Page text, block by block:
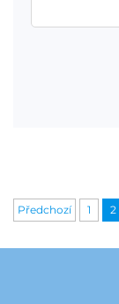
Předchozí 1 2